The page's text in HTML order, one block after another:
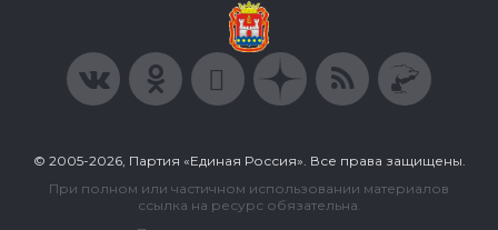
© 2005-2026, Партия «Единая Россия». Все права защищены.
При полном или частичном использовании материалов
ссылка на ресурс обязательна.